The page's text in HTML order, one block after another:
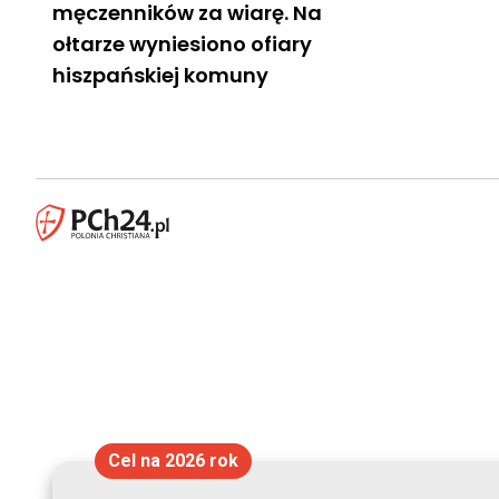
męczenników za wiarę. Na
ołtarze wyniesiono ofiary
hiszpańskiej komuny
Cel na 2026 rok